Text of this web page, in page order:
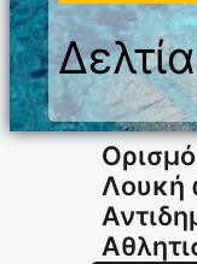
Λουκή